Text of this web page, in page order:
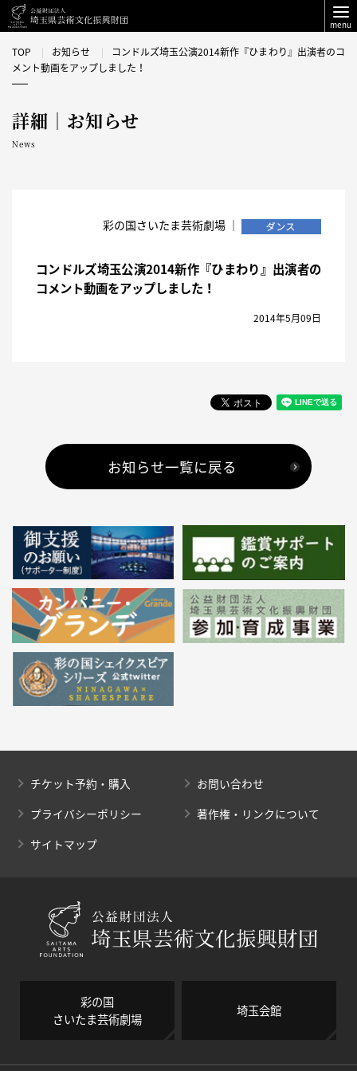
menu
TOP お知らせ
コンドルズ埼玉公演2014新作『ひまわり』出演者のコ
メント動画をアップしました！
詳細｜お知らせ
News
彩の国さいたま芸術劇場 ｜
コンドルズ埼玉公演2014新作『ひまわり』出演者の
コメント動画をアップしました！
2014年5月09日
お知らせ一覧に戻る
チケット予約・購入
お問い合わせ
プライバシーポリシー
著作権・リンクについて
サイトマップ
彩の国
さいたま芸術劇場
埼玉会館